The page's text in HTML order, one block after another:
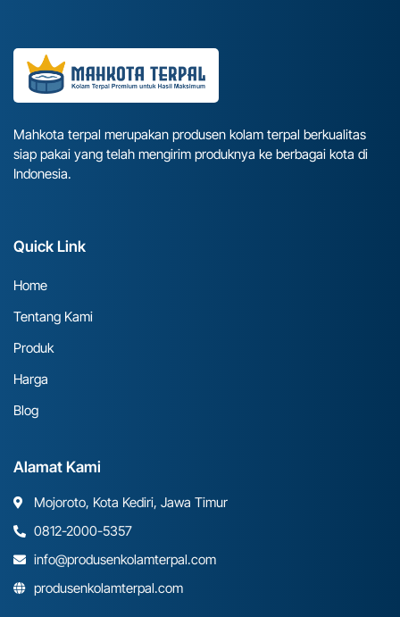
Mahkota terpal merupakan produsen kolam terpal berkualitas
siap pakai yang telah mengirim produknya ke berbagai kota di
Indonesia.
Quick Link
Home
Tentang Kami
Produk
Harga
Blog
Alamat Kami
Mojoroto, Kota Kediri, Jawa Timur
0812-2000-5357
info@produsenkolamterpal.com
produsenkolamterpal.com